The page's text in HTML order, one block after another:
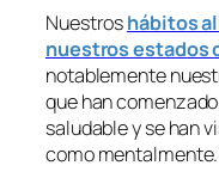
Nuestroshábitos
nuestros estados
notablemente
que han
saludable y se han
como mentalmente.